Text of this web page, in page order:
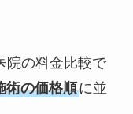
院の料金比較で
術の価格順に並